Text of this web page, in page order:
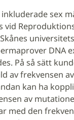
sex
vid
DNA
På så sätt
av frekvensen
kan ha
av
med den